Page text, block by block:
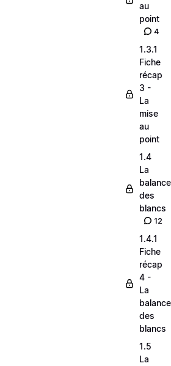
au
point
4
1.3.1
Fiche
récap
3 -
La
mise
au
point
1.4
La
balance
des
blancs
12
1.4.1
Fiche
récap
4 -
La
balance
des
blancs
1.5
La